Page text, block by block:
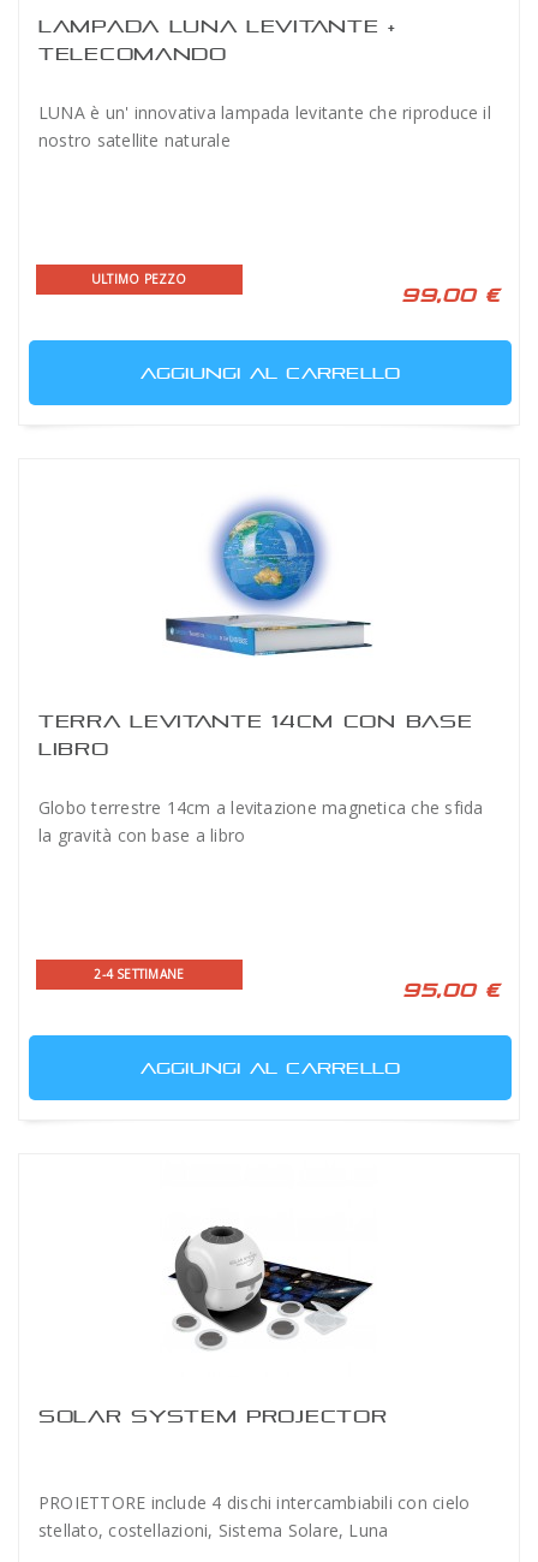
LAMPADA LUNA LEVITANTE +
TELECOMANDO
LUNA è un' innovativa lampada levitante che riproduce il
nostro satellite naturale
ULTIMO PEZZO
99,00 €
AGGIUNGI AL CARRELLO
TERRA LEVITANTE 14CM CON BASE
LIBRO
Globo terrestre 14cm a levitazione magnetica che sfida
la gravità con base a libro
2-4 SETTIMANE
95,00 €
AGGIUNGI AL CARRELLO
SOLAR SYSTEM PROJECTOR
PROIETTORE include 4 dischi intercambiabili con cielo
stellato, costellazioni, Sistema Solare, Luna